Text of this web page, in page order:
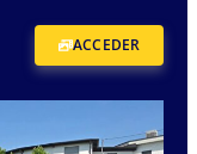
ACCEDER